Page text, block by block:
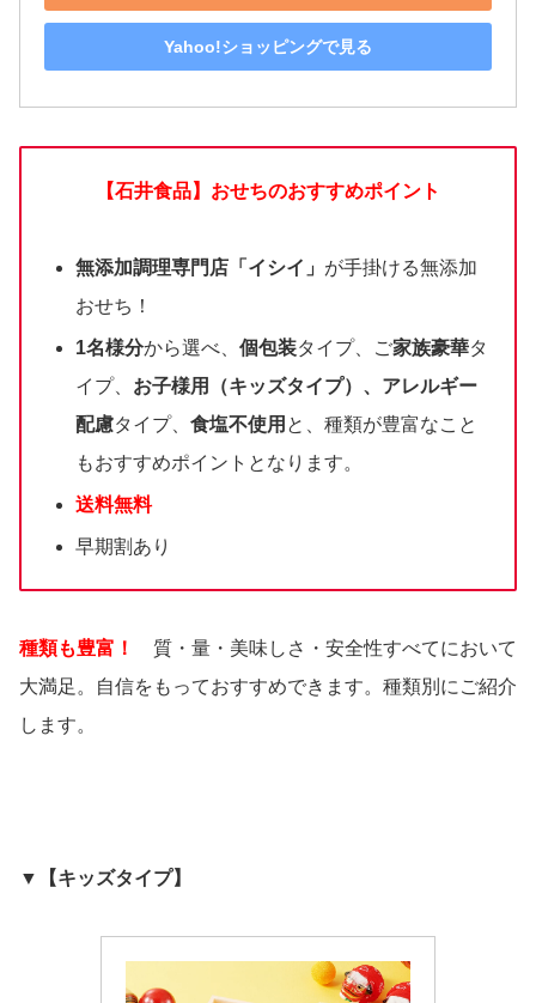
Yahoo!ショッピングで見る
【石井食品】おせちのおすすめポイント
無添加調理専門店「イシイ」 が手掛ける無添加
おせち！
1名様分から選べ、個包装タイプ、ご家族豪華タ
イプ、 お子様用（キッズタイプ）、アレルギー
配慮タイプ、食塩不使用 と、種類が豊富なこと
もおすすめポイントとなります。
送料無料
早期割あり
種類も豊富！
質・量・美味しさ・安全性すべてにおいて
大満足。自信をもっておすすめできます。種類別にご紹介
します。
▼【キッズタイプ】